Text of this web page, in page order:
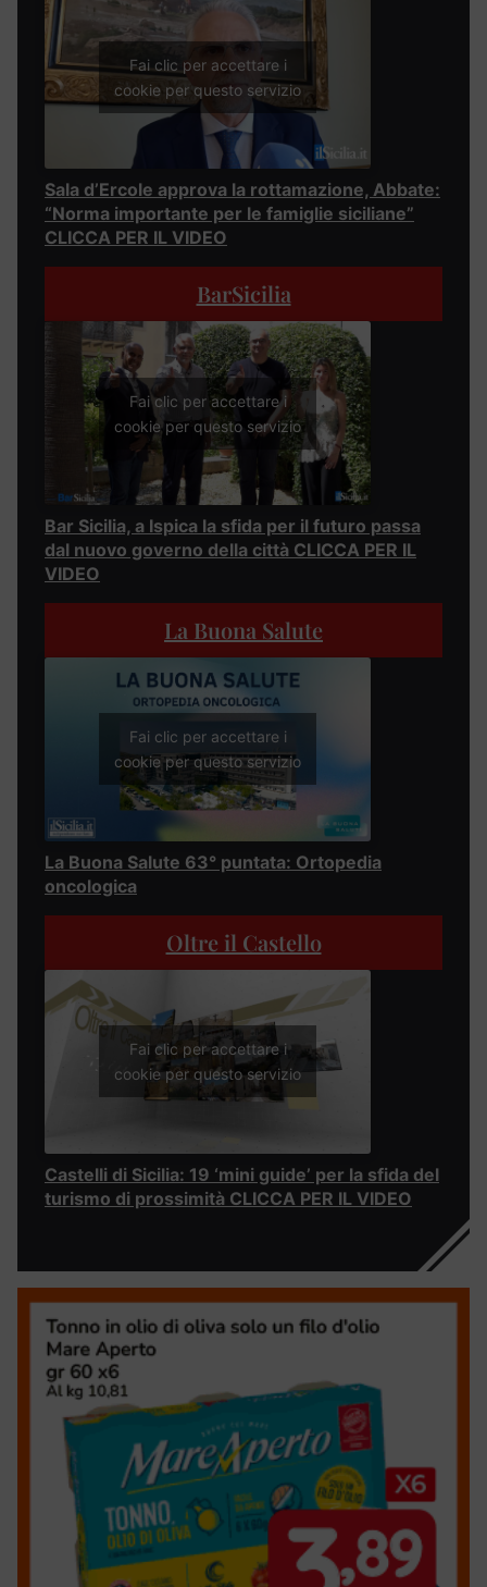
Fai clic per accettare i
cookie per questo servizio
Sala d’Ercole approva la rottamazione, Abbate:
“Norma importante per le famiglie siciliane”
CLICCA PER IL VIDEO
BarSicilia
Fai clic per accettare i
cookie per questo servizio
Bar Sicilia, a Ispica la sfida per il futuro passa
dal nuovo governo della città CLICCA PER IL
VIDEO
La Buona Salute
Fai clic per accettare i
cookie per questo servizio
La Buona Salute 63° puntata: Ortopedia
oncologica
Oltre il Castello
Fai clic per accettare i
cookie per questo servizio
Castelli di Sicilia: 19 ‘mini guide’ per la sfida del
turismo di prossimità CLICCA PER IL VIDEO